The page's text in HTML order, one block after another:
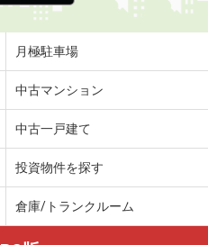
月極駐車場
中古マンション
中古一戸建て
投資物件を探す
倉庫/トランクルーム